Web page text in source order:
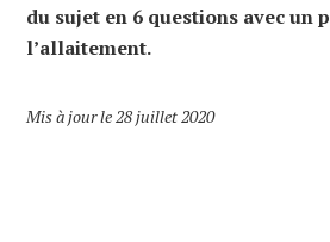
du sujet en 6 questions avec un
l’allaitement.
Mis à jour le 28 juillet 2020